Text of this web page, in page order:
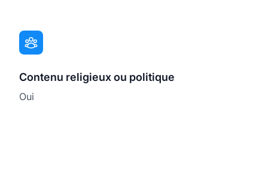
Contenu religieux ou politique
Oui